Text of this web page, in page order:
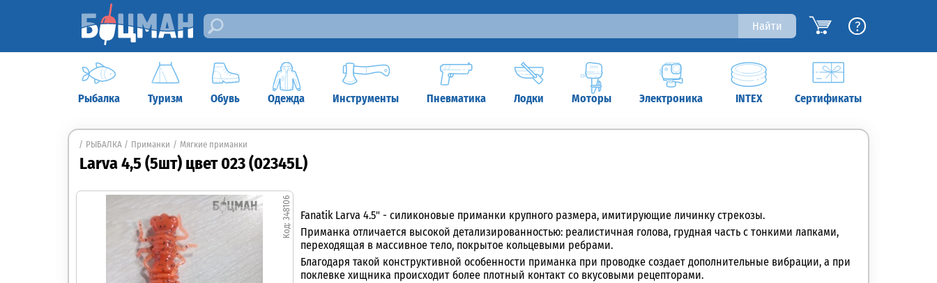
Найти ?
Рыбалка Туризм Обувь Одежда Инструменты Пневматика Лодки Моторы Электроника INTEX Сертификаты
РЫБАЛКА Приманки Мягкие приманки
Larva 4,5 (5шт) цвет 023 (02345L)
348106
Fanatik Larva 4.5" - силиконовые приманки крупного размера, имитирующие личинку стрекозы.
Приманка отличается высокой детализированностью: реалистичная голова, грудная часть с тонкими лапками,
переходящая в массивное тело, покрытое кольцевыми ребрами.
Благодаря такой конструктивной особенности приманка при проводке создает дополнительные вибрации, а при
поклевке хищника происходит более плотный контакт со вкусовыми рецепторами.